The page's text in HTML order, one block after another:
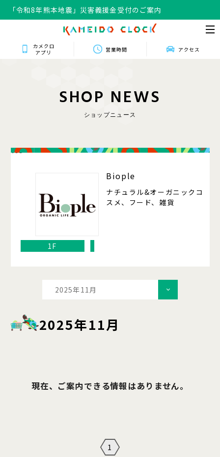
「令和8年熊本地震」災害義援金受付のご案内
カメクロ
アプリ
営業時間 アクセス
SHOP NEWS
ショップニュース
105
Biople
ナチュラル&オーガニックコ
スメ、フード、雑貨
1F
2025年11月
2025年11月
現在、ご案内できる情報はありません。
1